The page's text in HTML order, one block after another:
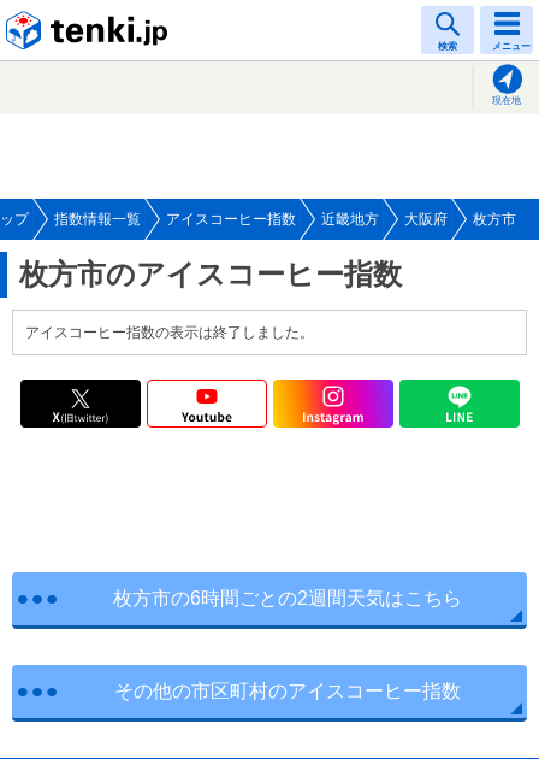
検索 メニュー
現在地
プ 指数情報一覧 アイスコーヒー指数 近畿地方 大阪府 枚方市
枚方市のアイスコーヒー指数
アイスコーヒー指数の表示は終了しました。
枚方市の6時間ごとの2週間天気はこちら
その他の市区町村のアイスコーヒー指数